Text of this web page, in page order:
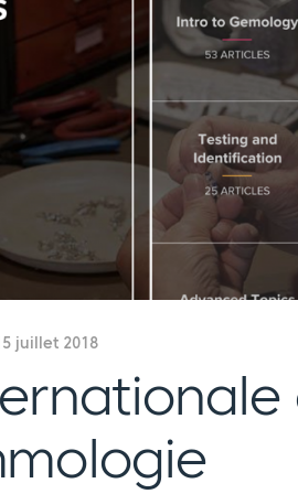
juillet 2018